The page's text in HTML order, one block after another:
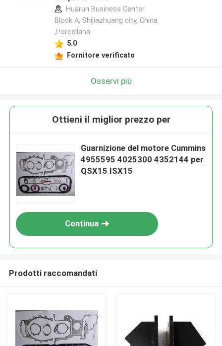
Huarun Business Center
Block A, Shijiazhuang city, China
,Porcellana
5.0
Fornitore verificato
Osservi più
Ottieni il miglior prezzo per
Guarnizione del motore Cummins
4955595 4025300 4352144 per
QSX15 ISX15
Continua
Prodotti raccomandati